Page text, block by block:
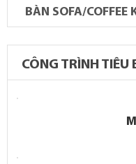
BÀN SOFA/COFFEE
CÔNG TRÌNH TIÊU